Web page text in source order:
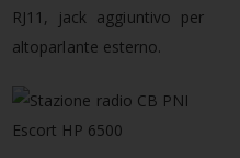
RJ11, jack aggiuntivo per
altoparlante esterno.